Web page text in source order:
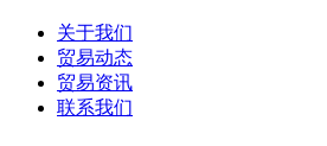
关于我们
贸易动态
贸易资讯
联系我们